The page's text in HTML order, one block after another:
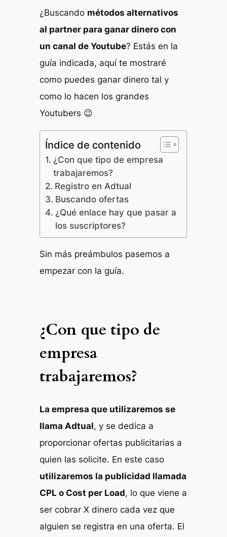
¿Buscando métodos alternativos
al partner para ganar dinero con
un canal de Youtube? Estás en la
guía indicada, aquí te mostraré
como puedes ganar dinero tal y
como lo hacen los grandes
Youtubers 😉
Índice de contenido
¿Con que tipo de empresa
trabajaremos?
Registro en Adtual
Buscando ofertas
¿Qué enlace hay que pasar a
los suscriptores?
Sin más preámbulos pasemos a
empezar con la guía.
¿Con que tipo de
empresa
trabajaremos?
La empresa que utilizaremos se
llama Adtual, y se dedica a
proporcionar ofertas publicitarias a
quien las solicite. En este caso
utilizaremos la publicidad llamada
CPL o Cost per Load, lo que viene a
ser cobrar X dinero cada vez que
alguien se registra en una oferta. El